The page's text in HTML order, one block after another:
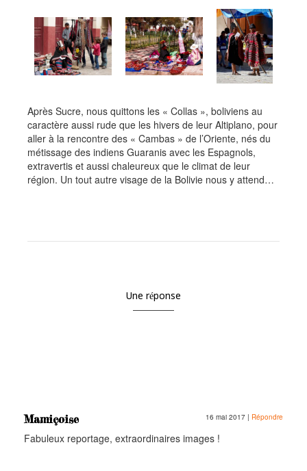
Après Sucre, nous quittons les « Collas », boliviens au
caractère aussi rude que les hivers de leur Altiplano, pour
aller à la rencontre des « Cambas » de l’Oriente, nés du
métissage des indiens Guaranis avec les Espagnols,
extravertis et aussi chaleureux que le climat de leur
région. Un tout autre visage de la Bolivie nous y attend…
Une réponse
Mamiçoise 16 mai 2017 | Répondre
Fabuleux reportage, extraordinaires images !